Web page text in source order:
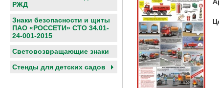
РЖД
Знаки безопасности и щиты
ПАО «РОССЕТИ» СТО 34.01-
24-001-2015
Световозвращающие знаки
Cтенды для детских садов